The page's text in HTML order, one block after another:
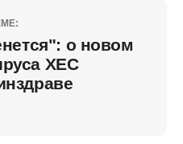
о новом
ХЕС